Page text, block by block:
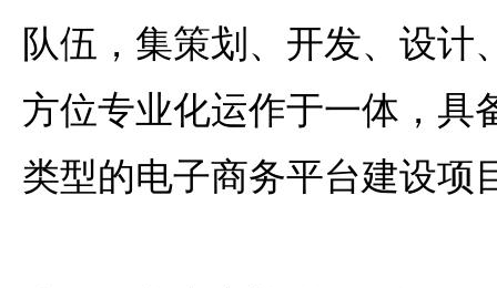
队伍，集策划、开发、设计
方位专业化运作于一体，具
类型的电子商务平台建设项